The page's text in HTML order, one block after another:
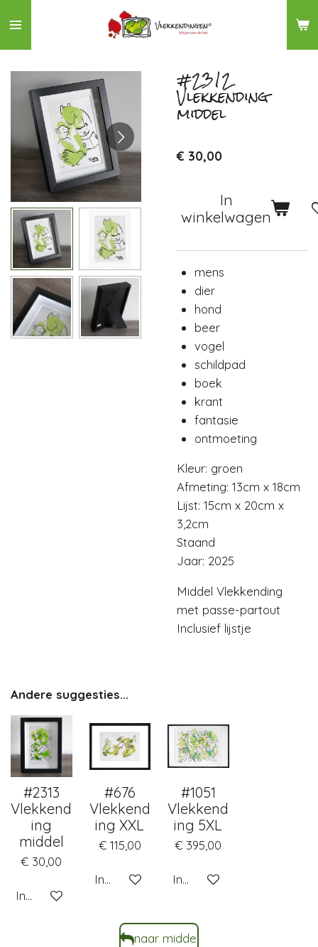
direct
naar
de
hoofdinhoud
#2312
Vlekkending
middel
€ 30,00
In
winkelwagen
mens
dier
hond
beer
vogel
schildpad
boek
krant
fantasie
ontmoeting
Kleur: groen
Afmeting: 13cm x 18cm
Lijst: 15cm x 20cm x
3,2cm
Staand
Jaar: 2025
Middel Vlekkending
met passe-partout
Inclusief lijstje
Andere suggesties...
#2313
Vlekkend
ing
middel
€ 30,00
In winkelwagen
#676
Vlekkend
ing XXL
€ 115,00
In winkelwagen
#1051
Vlekkend
ing 5XL
€ 395,00
In winkelwagen
naar middel